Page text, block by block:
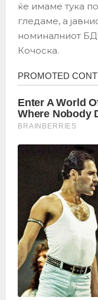
ќе имаме тука
гледаме, а
номиналниот
Кочоска.